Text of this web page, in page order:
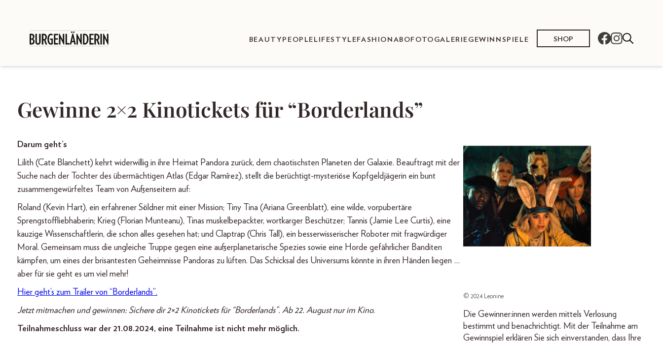
BEAUTY PEOPLE LIFESTYLEFASHION ABOFOTOGALERIE GEWINNSPIELE SHOP
Gewinne 2×2 Kinotickets für “Borderlands”
Darum geht’s
Lilith (Cate Blanchett) kehrt widerwillig in ihre Heimat Pandora zurück, dem chaotischsten Planeten der Galaxie. Beauftragt mit der
Suche nach der Tochter des übermächtigen Atlas (Edgar Ramírez), stellt die berüchtigt-mysteriöse Kopfgeldjägerin ein bunt
zusammengewürfeltes Team von Außenseitern auf:
Roland (Kevin Hart), ein erfahrener Söldner mit einer Mission; Tiny Tina (Ariana Greenblatt), eine wilde, vorpubertäre
Sprengstoffliebhaberin; Krieg (Florian Munteanu), Tinas muskelbepackter, wortkarger Beschützer; Tannis (Jamie Lee Curtis), eine
kauzige Wissenschaftlerin, die schon alles gesehen hat; und Claptrap (Chris Tall), ein besserwisserischer Roboter mit fragwürdiger
Moral. Gemeinsam muss die ungleiche Truppe gegen eine außerplanetarische Spezies sowie eine Horde gefährlicher Banditen
kämpfen, um eines der brisantesten Geheimnisse Pandoras zu lüften. Das Schicksal des Universums könnte in ihren Händen liegen …
aber für sie geht es um viel mehr!
Hier geht’s zum Trailer von “Borderlands”.
Jetzt mitmachen und gewinnen: Sichere dir 2×2 Kinotickets für “Borderlands”. Ab 22. August nur im Kino.
Teilnahmeschluss war der 21.08.2024, eine Teilnahme ist nicht mehr möglich.
© 2024 Leonine
Die Gewinner:innen werden mittels Verlosung
bestimmt und benachrichtigt. Mit der Teilnahme am
Gewinnspiel erklären Sie sich einverstanden, dass Ihre